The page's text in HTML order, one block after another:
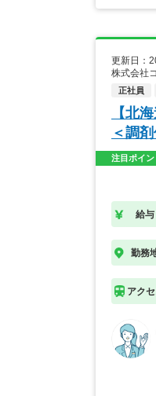
更新日：
株式会社
正社員
【北
＜調
注目ポイン
給与
勤務
アク